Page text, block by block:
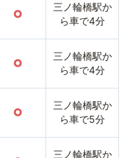
○
三ノ輪橋駅か
ら車で4分
○
三ノ輪橋駅か
ら車で4分
○
三ノ輪橋駅か
ら車で5分
三ノ輪橋駅か